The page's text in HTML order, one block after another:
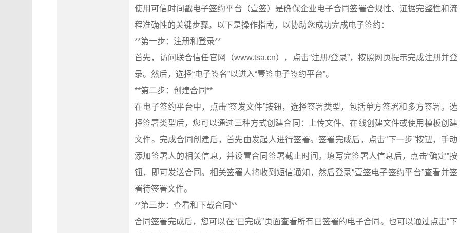
使用可信时间戳电子签约平台（壹签）是确保企业电子合同签署合规性、证据完整性和流
程准确性的关键步骤。以下是操作指南，以协助您成功完成电子签约：
**第一步：注册和登录**
首先，访问联合信任官网（www.tsa.cn），点击“注册/登录”，按照网页提示完成注册并登
录。然后，选择“电子签名”以进入“壹签电子签约平台”。
**第二步：创建合同**
在电子签约平台中，点击“签发文件”按钮，选择签署类型，包括单方签署和多方签署。选
择签署类型后，您可以通过三种方式创建合同：上传文件、在线创建文件或使用模板创建
文件。完成合同创建后，首先由发起人进行签署。签署完成后，点击“下一步”按钮，手动
添加签署人的相关信息，并设置合同签署截止时间。填写完签署人信息后，点击“确定”按
钮，即可发送合同。相关签署人将收到短信通知，然后登录“壹签电子签约平台”查看并签
署待签署文件。
**第三步：查看和下载合同**
合同签署完成后，您可以在“已完成”页面查看所有已签署的电子合同。也可以通过点击“下